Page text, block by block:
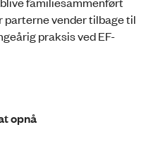
parterne vender tilbage til
praksis ved EF-
opnå